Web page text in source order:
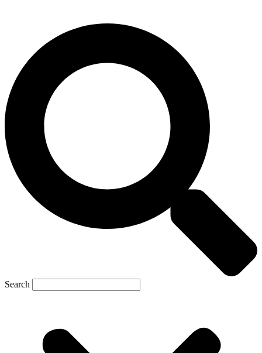
Search